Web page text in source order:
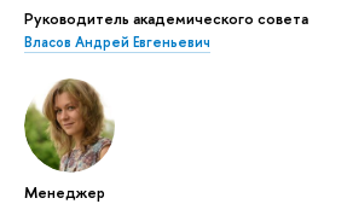
Руководитель академического совета
Власов Андрей Евгеньевич
Менеджер